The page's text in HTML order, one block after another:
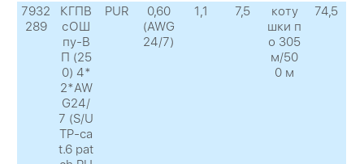
7932
289
КГПВ
сОШ
пу-В
П (25
0) 4*
2*AW
G24/
7 (S/U
TP-ca
t.6 pat
PUR
0,60
(AWG
24/7)
1,1 7,5
коту
шки п
о 305
м/50
0 м
74,5